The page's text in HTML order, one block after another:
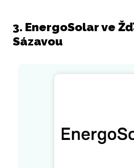
3. EnergoSolar ve
Sázavou